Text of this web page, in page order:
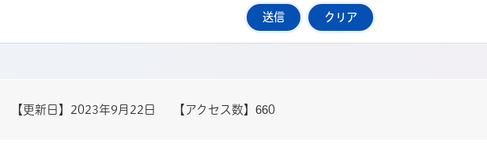
【更新日】 2023年9月22日 【アクセス数】 660